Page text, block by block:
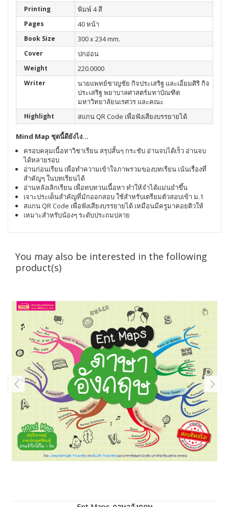
Printing พิมพ์ 4 สี
Pages 40 หน้า
Book Size 300 x 234 mm.
Cover ปกอ่อน
Weight 220.0000
Writer
นายแพทย์ชาญชัย กิจประเสริฐ และเอี่ยมศิริ กิจ
ประเสริฐ พยาบาลศาสตร์มหาบัณฑิต
มหาวิทยาลัยนเรศวร และคณะ
Highlight สแกน QR Code เพื่อฟังเสียงบรรยายได้
Mind Map ชุดนี้ดียังไง...
ครอบคลุมเนื้อหาวิชาเรียน สรุปสั้นๆ กระชับ อ่านจบได้เร็ว อ่านจบ
ได้หลายรอบ
อ่านก่อนเรียน เพื่อทำความเข้าใจภาพรวมของบทเรียน เน้นเรื่องที่
สำคัญๆ ในบทเรียนได้
อ่านหลังเลิกเรียน เพื่อทบทวนเนื้อหา ทำให้จำได้เเม่นยำขึ้น
เจาะประเด็นสำคัญที่มักออกสอบ ใช้สำหรับเตรียมตัวสอบเข้า ม.1
สแกน QR Code เพื่อฟังเสียงบรรยายได้ เหมือนมีครูมาคอยติวให้
เหมาะสำหรับน้องๆ ระดับประถมปลาย
You may also be interested in the following
product(s)